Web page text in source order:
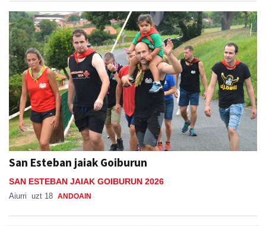
San Esteban jaiak Goiburun
SAN ESTEBAN JAIAK GOIBURUN 2026
Aiurri uzt 18 ANDOAIN